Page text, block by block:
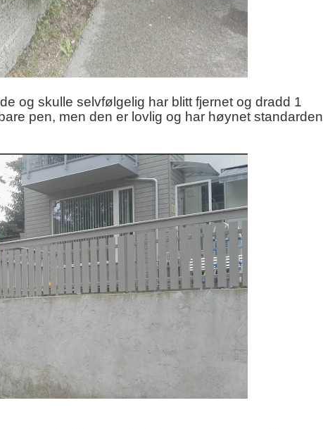
og skulle selvfølgelig har blitt fjernet og dradd 1
pen, men den er lovlig og har høynet standarden